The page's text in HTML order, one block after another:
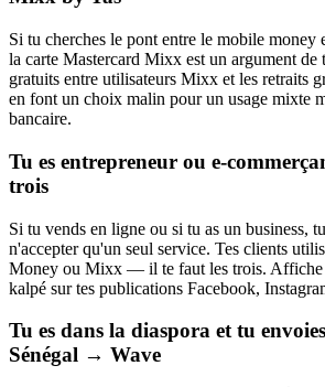
Si tu cherches le pont entre le mobile money
la carte Mastercard Mixx est un argument de
gratuits entre utilisateurs Mixx et les retraits
en font un choix malin pour un usage mixte
bancaire.
Tu es entrepreneur ou e-
trois
Si tu vends en ligne ou si tu as un business,
n'accepter qu'un seul service. Tes clients
Money ou Mixx — il te faut les trois. Affiche
kalpé sur tes publications Facebook,
Tu es dans la diaspora et tu
Sénégal → Wave